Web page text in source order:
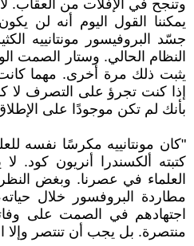
وتنجح في الإفلات من العقاب.
يمكننا القول اليوم أنه لن
جسّد البروفيسور مونتانييه
النظام الحالي. وستار الصمت
يثبت ذلك مرة أخرى. مهما كانت
إذا كنت تجرؤ على التصرف لا
بأنك لم تكن موجودًا على
"كان مونتانييه مكرسًا نفسه
كتبته ألكسندرا أنريون
العلماء في عصرنا. وبغض
مطاردة البروفسور خلال
اجتهادهم في الصمت على
منتصرة. بل يجب أن تنتصر وإلا